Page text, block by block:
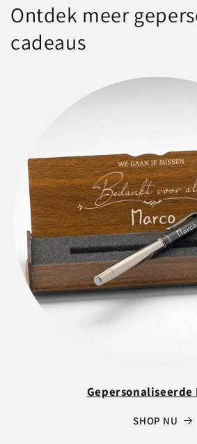
Ontdek meer
cadeaus
Gepersonaliseerde
SHOP NU